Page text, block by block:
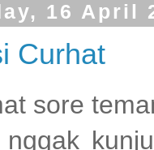
16 April
Curhat
sore
nggak